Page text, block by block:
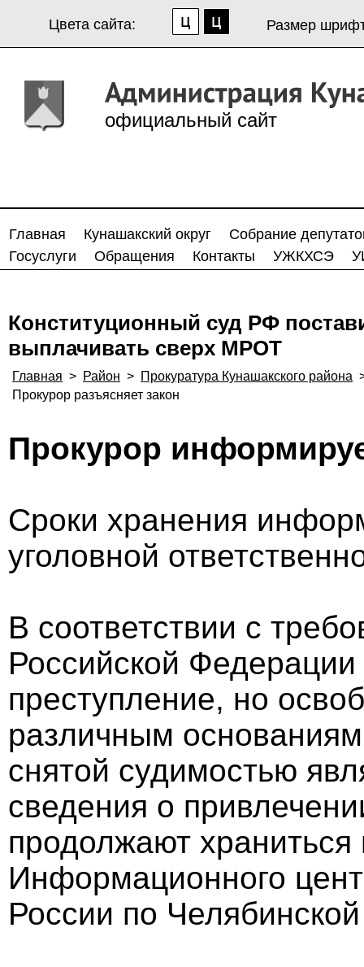
Цвета сайта: Размер
официальный сайт
Главная Кунашакский округ
Собрание
Госуслуги
Обращения Контакты УЖКХСЭ
Конституционный суд РФ
выплачивать сверх МРОТ
Главная > Район > Прокуратура Кунашакского района
Прокурор разъясняет закон
Прокурор
Сроки хранения
уголовной
В соответствии с
Российской
преступление, но
различным
снятой судимостью
сведения о
продолжают
Информационного
России по